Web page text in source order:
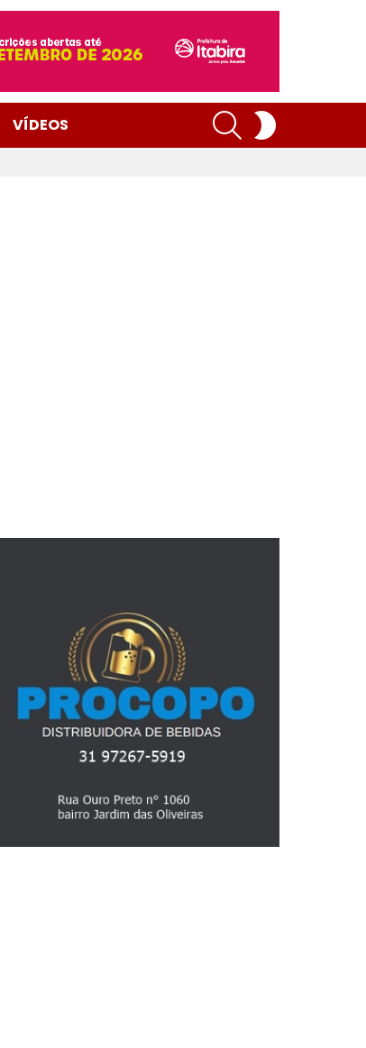
VÍDEOS
SEARCH